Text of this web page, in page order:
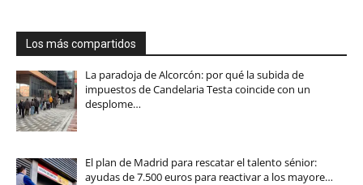
Los más compartidos
La paradoja de Alcorcón: por qué la subida de
impuestos de Candelaria Testa coincide con un
desplome…
El plan de Madrid para rescatar el talento sénior:
ayudas de 7.500 euros para reactivar a los mayore…